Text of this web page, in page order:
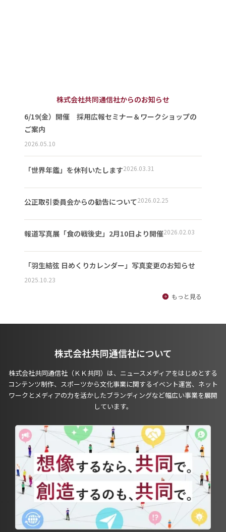
株式会社共同通信社からのお知らせ
6/19(金）開催 採用広報セミナー＆ワークショップの
ご案内
2026.05.10
「世界年鑑」を休刊いたします2026.03.31
公正取引委員会からの勧告について2026.02.25
報道写真展「食の戦後史」2月10日より開催2026.02.03
「羽生結弦 日めくりカレンダー」写真変更のお知らせ
2025.10.23
もっと見る
株式会社共同通信社について
株式会社共同通信社（ＫＫ共同）は、ニュースメディアをはじめとする
コンテンツ制作、スポーツから文化事業に関するイベント運営、ネット
ワークとメディアの力を活かしたブランディングなど幅広い事業を展開
しています。